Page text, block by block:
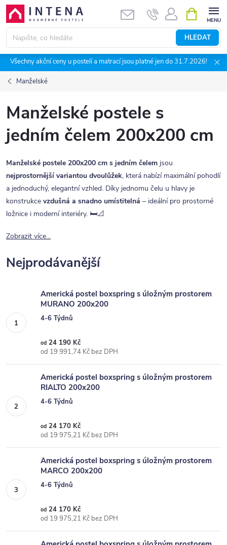
Přejít
obsah
HLEDAT
NÁKUPNÍ
KOŠÍK
Všechny akční ceny u postelí a matrací jsou platné jen do 31.7.2026!
Manželské
Manželské postele s
jedním čelem 200x200 cm
Manželské postele 200x200 cm s jedním čelem jsou
nejprostornější variantou dvoulůžek, která nabízí maximální pohodlí
a jednoduchý, elegantní vzhled. Díky jednomu čelu u hlavy je
konstrukce vzdušná a snadno umístitelná – ideální pro prostorné
ložnice i moderní interiéry. 🛏️📐
Zobrazit více...
Nejprodávanější
Americká postel boxspring s úložným prostorem
MURANO 200x200
4-6 Týdnů
od 24 190 Kč
od 19 991,74 Kč bez DPH
Americká postel boxspring s úložným prostorem
RIALTO 200x200
4-6 Týdnů
od 24 170 Kč
od 19 975,21 Kč bez DPH
Americká postel boxspring s úložným prostorem
MARCO 200x200
4-6 Týdnů
od 24 170 Kč
od 19 975,21 Kč bez DPH